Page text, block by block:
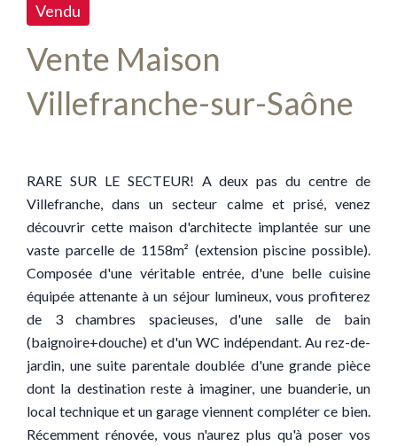
Vendu
Vente Maison
Villefranche-sur-Saône
RARE SUR LE SECTEUR! A deux pas du centre de
Villefranche, dans un secteur calme et prisé, venez
découvrir cette maison d'architecte implantée sur une
vaste parcelle de 1158m² (extension piscine possible).
Composée d'une véritable entrée, d'une belle cuisine
équipée attenante à un séjour lumineux, vous profiterez
de 3 chambres spacieuses, d'une salle de bain
(baignoire+douche) et d'un WC indépendant. Au rez-de-
jardin, une suite parentale doublée d'une grande pièce
dont la destination reste à imaginer, une buanderie, un
local technique et un garage viennent compléter ce bien.
Récemment rénovée, vous n'aurez plus qu'à poser vos